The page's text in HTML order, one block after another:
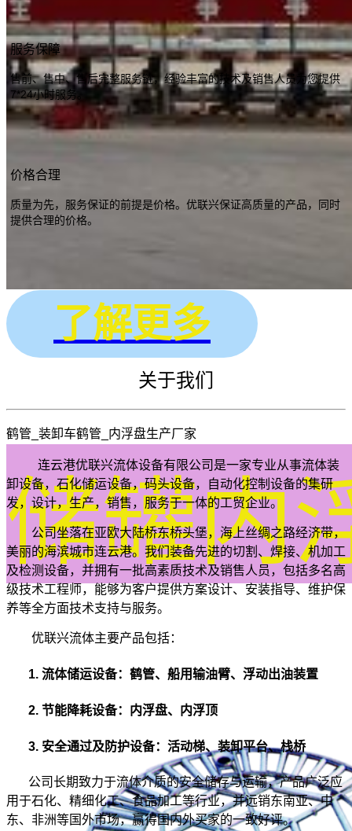
了解更多
储罐内
服务保障
售前、售中、售后完整服务链，经验丰富的技术及销售人员为您提供
7*24小时服务。
价格合理
质量为先，服务保证的前提是价格。优联兴保证高质量的产品，同时
提供合理的价格。
关于我们
鹤管_装卸车鹤管_内浮盘生产厂家
连云港优联兴流体设备有限公司是一家专业从事流体装
卸设备，石化储运设备，码头设备，自动化控制设备的集研
发，设计，生产，销售，服务于一体的工贸企业。
公司坐落在亚欧大陆桥东桥头堡，海上丝绸之路经济带，
美丽的海滨城市连云港。我们装备先进的切割、焊接、机加工
及检测设备，并拥有一批高素质技术及销售人员，包括多名高
级技术工程师，能够为客户提供方案设计、安装指导、维护保
养等全方面技术支持与服务。
优联兴流体主要产品包括：
1. 流体储运设备： 鹤管、船用输油臂、浮动出油装置
2. 节能降耗设备： 内浮盘、内浮顶
3. 安全通过及防护设备： 活动梯、装卸平台、栈桥
公司长期致力于流体介质的安全储存与运输，产品广泛应
用于石化、精细化工、食品加工等行业，并远销东南亚、中
东、非洲等国外市场，赢得国内外买家的一致好评。